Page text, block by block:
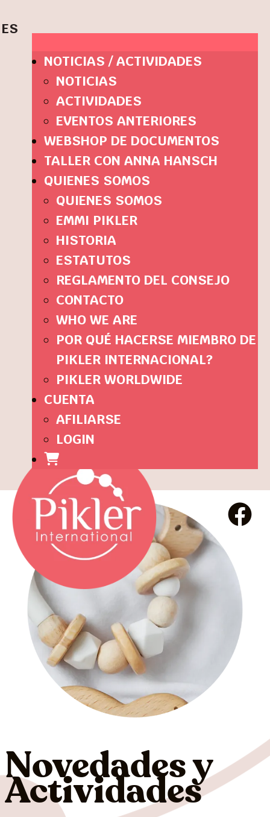
NOTICIAS / ACTIVIDADES
NOTICIAS
ACTIVIDADES
EVENTOS ANTERIORES
WEBSHOP DE DOCUMENTOS
TALLER CON ANNA HANSCH
QUIENES SOMOS
QUIENES SOMOS
EMMI PIKLER
HISTORIA
ESTATUTOS
REGLAMENTO DEL CONSEJO
CONTACTO
WHO WE ARE
POR QUÉ HACERSE MIEMBRO DE
PIKLER INTERNACIONAL?
PIKLER WORLDWIDE
CUENTA
AFILIARSE
LOGIN
ES
Novedades y
Actividades